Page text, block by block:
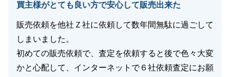
閉じる
買主様がとても良い方で安心して販売出来た
販売依頼を他社Ｚ社に依頼して数年間無駄に過ごして
しまいました。
初めての販売依頼で、査定を依頼すると後で色々大変
かと心配して、インターネットで６社依頼査定にお願